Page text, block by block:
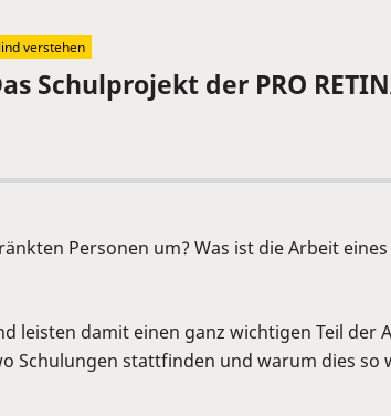
Schulprojekt der PRO
Personen um? Was ist die Arbeit
leisten damit einen ganz wichtigen Teil der
Schulungen stattfinden und warum dies
verstehen